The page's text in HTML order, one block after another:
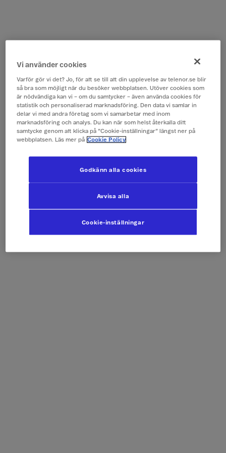
Vi använder cookies
Varför gör vi det? Jo, för att se till att din upplevelse av telenor.se blir
så bra som möjligt när du besöker webbplatsen. Utöver cookies som
är nödvändiga kan vi – om du samtycker – även använda cookies för
statistik och personaliserad marknadsföring. Den data vi samlar in
delar vi med andra företag som vi samarbetar med inom
marknadsföring och analys. Du kan när som helst återkalla ditt
samtycke genom att klicka på ”Cookie-inställningar” längst ner på
webbplatsen. Läs mer på Cookie Policy
Cookie-inställningar
Avvisa alla
Godkänn alla cookies